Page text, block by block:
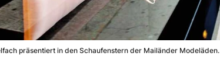
präsentiert in den Schaufenstern der Mailänder Modeläden.